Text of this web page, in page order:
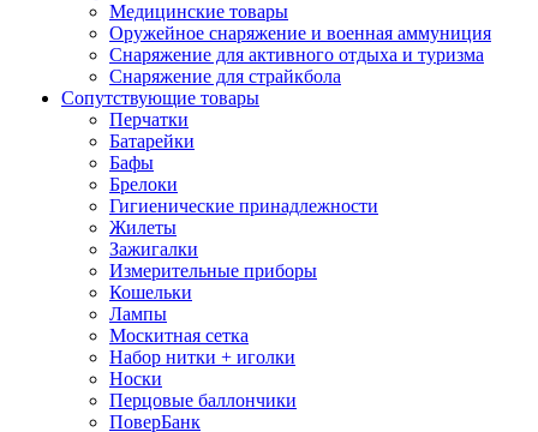
Медицинские товары
Оружейное снаряжение и военная аммуниция
Снаряжение для активного отдыха и туризма
Снаряжение для страйкбола
Сопутствующие товары
Перчатки
Батарейки
Бафы
Брелоки
Гигиенические принадлежности
Жилеты
Зажигалки
Измерительные приборы
Кошельки
Лампы
Москитная сетка
Набор нитки + иголки
Носки
Перцовые баллончики
ПоверБанк